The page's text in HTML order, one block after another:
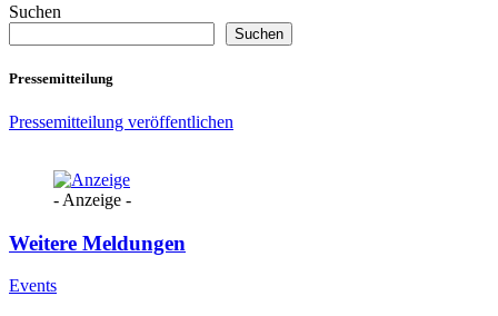
Suchen
Suchen
Pressemitteilung
Pressemitteilung veröffentlichen
- Anzeige -
Weitere Meldungen
Events